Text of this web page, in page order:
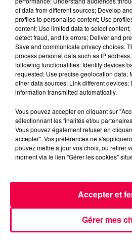
LE JEU DE L'ANNIVERSAIRE
RAON AUX BOIS
MAGNUM LA RADIO
NATHAN SLAMA
(MAGNUM DRIVE) LE JEU DE
JEUDI 18 DÉCEMBRE
0:00
(MAGNUM DRIVE) LE JEU
DU JEUDI 18 DÉCEMBRE
(MAGNUM DRIVE) LE JEU DE
of data from different sources; Develop
profiles to personalise content; Use
content; Use limited data to select
detect fraud, and fix errors; Deliver and
Save and communicate privacy choices.
process personal data such as IP
following functionalities: Identify devices
requested; Use precise geolocation data;
other data sources; Link different devices;
information transmitted automatically.
Vous pouvez accepter en cliquant sur
sélectionnant les finalités et/ou
Vous pouvez également refuser en
accepter". Vos préférences ne
pouvez mettre à jour vos choix, ou retirer
moment via le lien "Gérer les cookies"
Gérer mes
Accepter et